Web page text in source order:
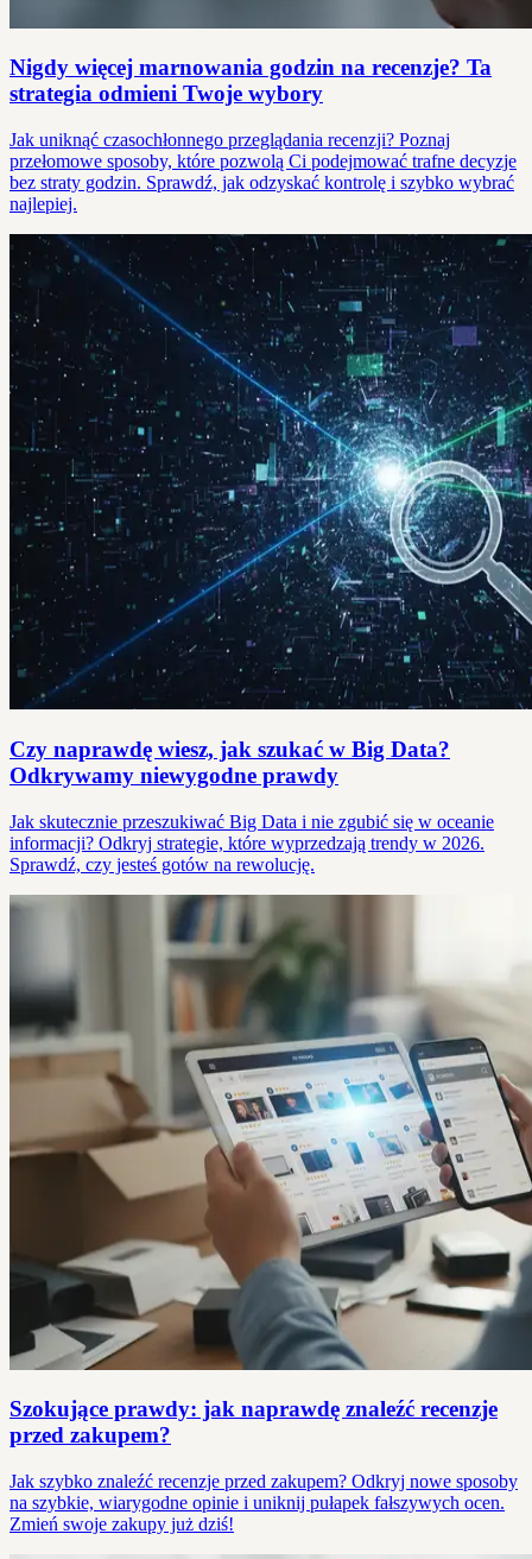
Nigdy więcej marnowania godzin na recenzje? Ta
strategia odmieni Twoje wybory
Jak uniknąć czasochłonnego przeglądania recenzji? Poznaj
przełomowe sposoby, które pozwolą Ci podejmować trafne decyzje
bez straty godzin. Sprawdź, jak odzyskać kontrolę i szybko wybrać
najlepiej.
Czy naprawdę wiesz, jak szukać w Big Data?
Odkrywamy niewygodne prawdy
Jak skutecznie przeszukiwać Big Data i nie zgubić się w oceanie
informacji? Odkryj strategie, które wyprzedzają trendy w 2026.
Sprawdź, czy jesteś gotów na rewolucję.
Szokujące prawdy: jak naprawdę znaleźć recenzje
przed zakupem?
Jak szybko znaleźć recenzje przed zakupem? Odkryj nowe sposoby
na szybkie, wiarygodne opinie i uniknij pułapek fałszywych ocen.
Zmień swoje zakupy już dziś!